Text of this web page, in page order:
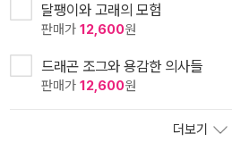
달팽이와 고래의 모험
판매가 12,600원
드래곤 조그와 용감한 의사들
판매가 12,600원
더보기